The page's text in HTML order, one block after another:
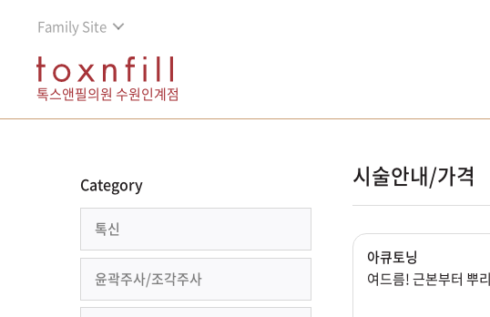
Family Site
톡스앤필의원 수원인계점
Category
톡신
윤곽주사/조각주사
시술안내/가격
아큐토닝
여드름! 근본부터 뿌